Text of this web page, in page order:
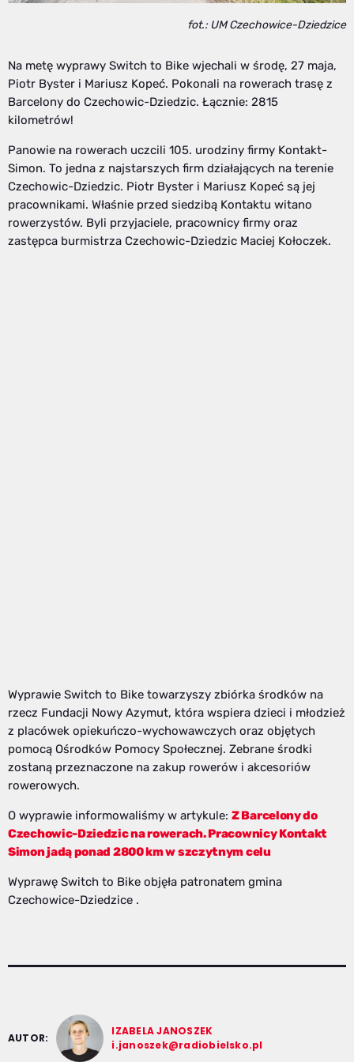
fot.: UM Czechowice-Dziedzice
Na metę wyprawy Switch to Bike wjechali w środę, 27 maja,
Piotr Byster i Mariusz Kopeć. Pokonali na rowerach trasę z
Barcelony do Czechowic-Dziedzic. Łącznie: 2815
kilometrów!
Panowie na rowerach uczcili 105. urodziny firmy Kontakt-
Simon. To jedna z najstarszych firm działających na terenie
Czechowic-Dziedzic. Piotr Byster i Mariusz Kopeć są jej
pracownikami. Właśnie przed siedzibą Kontaktu witano
rowerzystów. Byli przyjaciele, pracownicy firmy oraz
zastępca burmistrza Czechowic-Dziedzic Maciej Kołoczek.
Wyprawie Switch to Bike towarzyszy zbiórka środków na
rzecz Fundacji Nowy Azymut, która wspiera dzieci i młodzież
z placówek opiekuńczo-wychowawczych oraz objętych
pomocą Ośrodków Pomocy Społecznej. Zebrane środki
zostaną przeznaczone na zakup rowerów i akcesoriów
rowerowych.
O wyprawie informowaliśmy w artykule: Z Barcelony do
Czechowic-Dziedzic na rowerach. Pracownicy Kontakt
Simon jadą ponad 2800 km w szczytnym celu
Wyprawę Switch to Bike objęła patronatem gmina
Czechowice-Dziedzice .
AUTOR:
IZABELA JANOSZEK
i.janoszek@radiobielsko.pl